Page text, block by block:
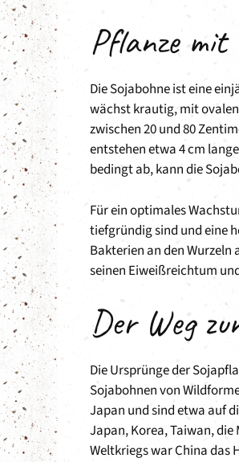
Pflanze mit
Die Sojabohne ist eine
wächst krautig, mit
zwischen 20 und 80
entstehen etwa 4 cm
bedingt ab, kann die
Für ein optimales
tiefgründig sind und eine
Bakterien an den
seinen Eiweißreichtum
Der Weg
Die Ursprünge der
Sojabohnen von
Japan und sind etwa auf
Japan, Korea, Taiwan, die
Weltkriegs war China das